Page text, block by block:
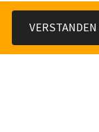
VERSTANDEN